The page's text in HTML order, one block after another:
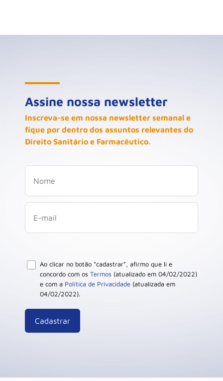
Assine nossa newsletter
Inscreva-se em nossa newsletter semanal e
fique por dentro dos assuntos relevantes do
Direito Sanitário e Farmacêutico.
Ao clicar no botão “cadastrar”, afirmo que li e
concordo com os Termos (atualizado em 04/02/2022)
e com a Política de Privacidade (atualizada em
04/02/2022).